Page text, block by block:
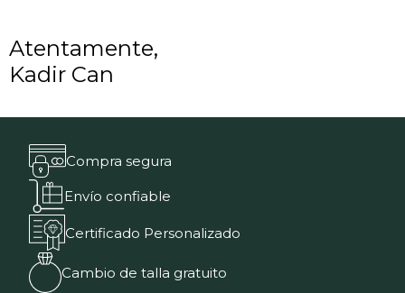
Atentamente,
Kadir Can
Compra segura
Envío confiable
Certificado Personalizado
Cambio de talla gratuito